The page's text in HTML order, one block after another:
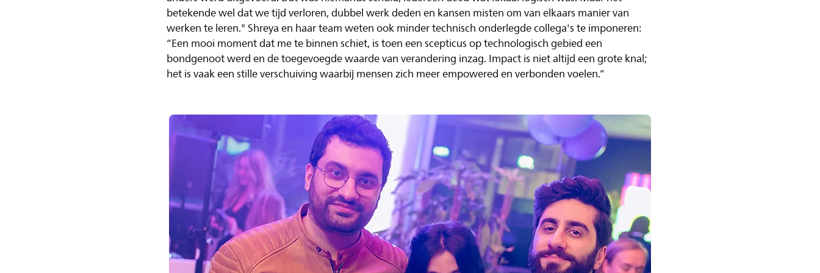
betekende wel dat we tijd verloren, dubbel werk deden en kansen misten om van elkaars manier van
werken te leren." Shreya en haar team weten ook minder technisch onderlegde collega's te imponeren:
“Een mooi moment dat me te binnen schiet, is toen een scepticus op technologisch gebied een
bondgenoot werd en de toegevoegde waarde van verandering inzag. Impact is niet altijd een grote knal;
het is vaak een stille verschuiving waarbij mensen zich meer empowered en verbonden voelen.”